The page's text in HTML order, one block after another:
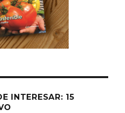
INTERESAR: 15